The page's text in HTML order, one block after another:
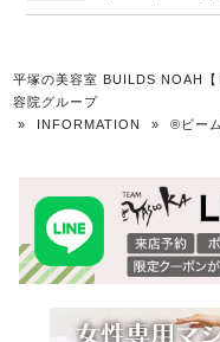
平塚の美容室 BUILDS NOAH
容院グループ
»
INFORMATION » ®ビー